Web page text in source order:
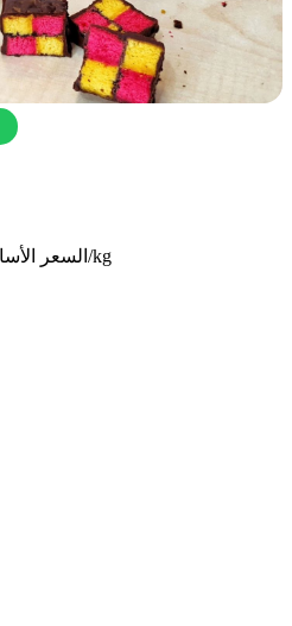
السعر الأساسي: €22,00/kg